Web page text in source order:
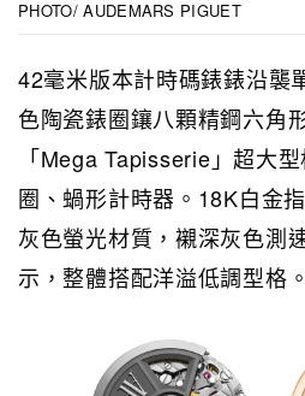
PHOTO/ AUDEMARS PIGUET
42毫米版本計時碼錶錶沿襲
色陶瓷錶圈鑲八顆精鋼六角
「Mega Tapisserie」超大
圈、蝸形計時器。18K白金
灰色螢光材質，襯深灰色測
示，整體搭配洋溢低調型格。